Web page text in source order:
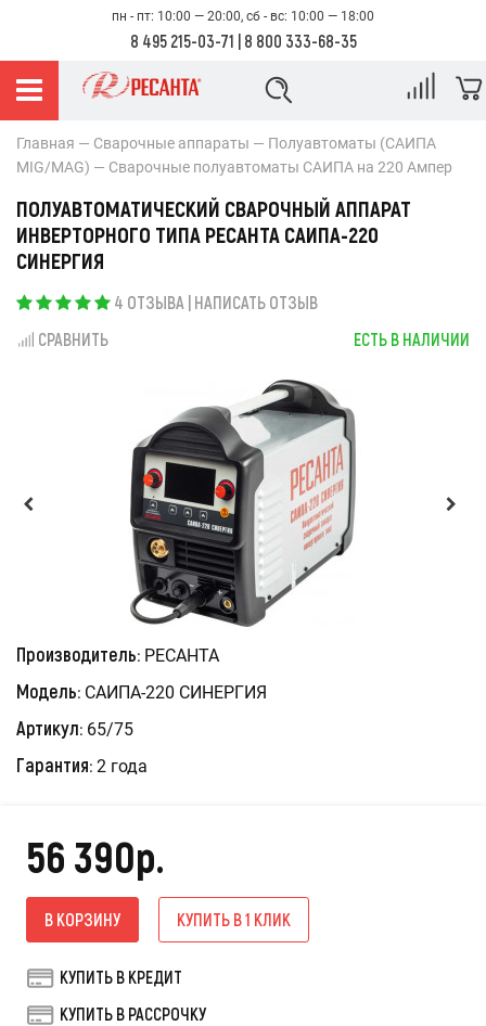
пн - пт: 10:00 — 20:00, сб - вс: 10:00 — 18:00
8 495 215-03-71 | 8 800 333-68-35
Главная Сварочные аппараты
Полуавтоматы (САИПА
MIG/MAG)
Сварочные полуавтоматы САИПА на 220 Ампер
ПОЛУАВТОМАТИЧЕСКИЙ СВАРОЧНЫЙ АППАРАТ
ИНВЕРТОРНОГО ТИПА РЕСАНТА САИПА-220
СИНЕРГИЯ
4 ОТЗЫВА | НАПИСАТЬ ОТЗЫВ
СРАВНИТЬ
ЕСТЬ В НАЛИЧИИ
Производитель: РЕСАНТА
Модель: САИПА-220 СИНЕРГИЯ
Артикул: 65/75
Гарантия: 2 года
56 390р.
В КОРЗИНУ КУПИТЬ В 1 КЛИК
КУПИТЬ В КРЕДИТ
КУПИТЬ В РАССРОЧКУ